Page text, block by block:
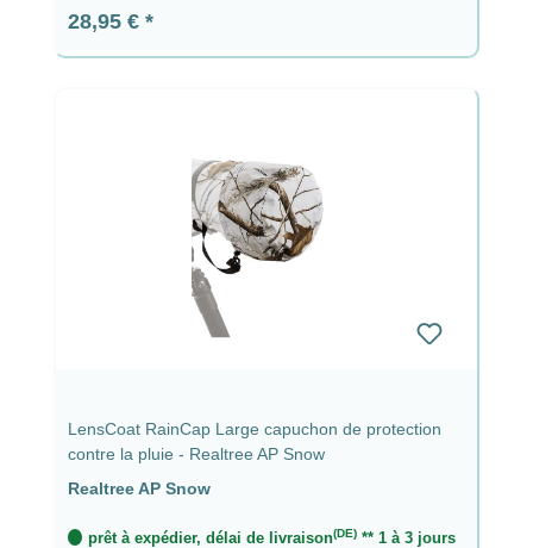
Prix régulier :
28,95 €
LensCoat RainCap Large capuchon de protection
contre la pluie - Realtree AP Snow
Realtree AP Snow
prêt à expédier, délai de livraison(DE)** 1 à 3 jours